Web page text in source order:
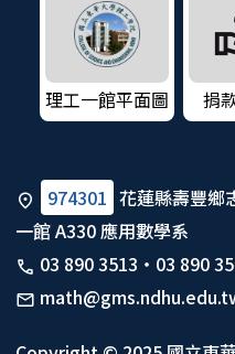
理工一館平面圖 捐
974301 花蓮縣壽豐鄉
一館 A330 應用數學系
03 890 3513 ・ 03 890